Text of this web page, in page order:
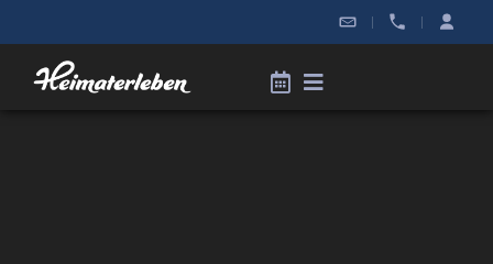
| |